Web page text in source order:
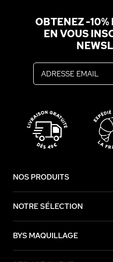
OBTENEZ -10%
EN VOUS
NOS PRODUITS
NOTRE SÉLECTION
BYS MAQUILLAGE